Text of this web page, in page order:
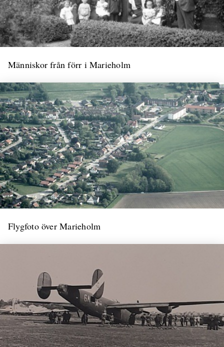
Människor från förr i Marieholm
Flygfoto över Marieholm